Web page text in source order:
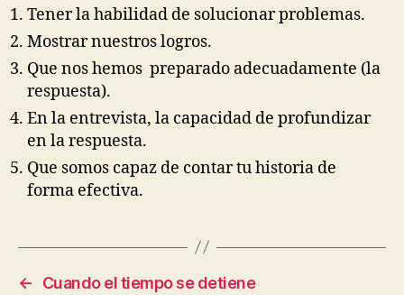
Tener la habilidad de solucionar problemas.
Mostrar nuestros logros.
Que nos hemos preparado adecuadamente (la
respuesta).
En la entrevista, la capacidad de profundizar
en la respuesta.
Que somos capaz de contar tu historia de
forma efectiva.
←
Cuando el tiempo se detiene